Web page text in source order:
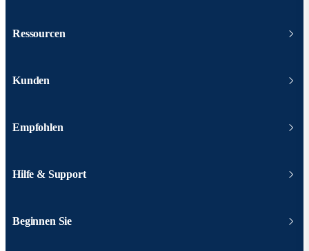
Ressourcen
Kunden
Empfohlen
Hilfe & Support
Beginnen Sie